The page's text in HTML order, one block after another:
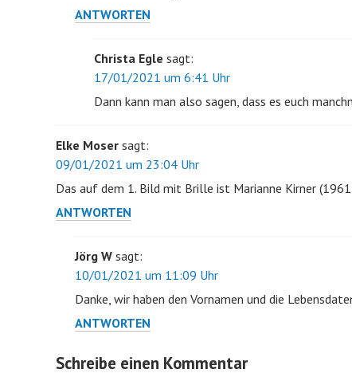
ANTWORTEN
Christa Egle sagt:
17/01/2021 um 6:41 Uhr
Dann kann man also sagen, dass es euch
Elke Moser sagt:
09/01/2021 um 23:04 Uhr
Das auf dem 1. Bild mit Brille ist Marianne Kirner
ANTWORTEN
Jörg W sagt:
10/01/2021 um 11:09 Uhr
Danke, wir haben den Vornamen und die
ANTWORTEN
Schreibe einen Kommentar